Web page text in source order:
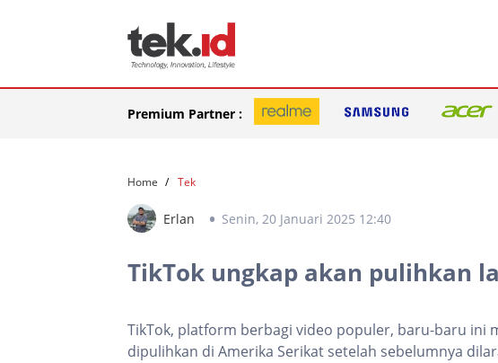
Premium Partner :
Home Tek
Erlan Senin, 20 Januari 2025 12:40
TikTok ungkap akan pulihkan
TikTok, platform berbagi video populer, baru-baru ini
dipulihkan di Amerika Serikat setelah sebelumnya